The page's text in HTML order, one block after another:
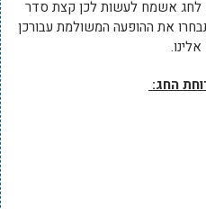
לחג אשמח לעשות לכן קצת סדר
את ההופעה המשולמת עבורכן
החג: